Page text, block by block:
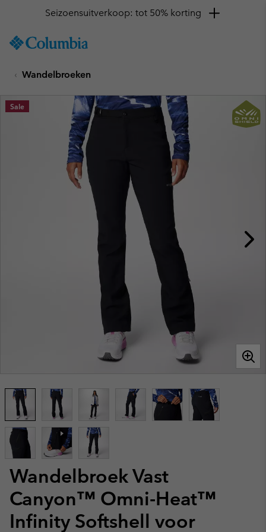
TO
SKIP
MAIN
NAV
Seizoensuitverkoop: tot 50% korting
Wandelbroeken
Wandelbroek Vast
Canyon™ Omni-Heat™
Infinity Softshell voor
Sale